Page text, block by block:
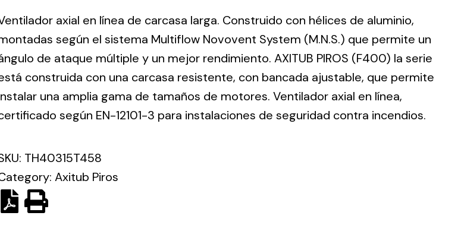
Ventilation
The
incorporation of
Novovent into
offer of
ventilation
products for
different uses
Solar lighting
solutions for all
axial en línea de carcasa larga. Construido con hélices de aluminio,
según el sistema Multiflow Novovent System (M.N.S.) que permite un
de ataque múltiple y un mejor rendimiento. AXITUB PIROS (F400) la serie
construida con una carcasa resistente, con bancada ajustable, que permite
una amplia gama de tamaños de motores. Ventilador axial en línea,
según EN-12101-3 para instalaciones de seguridad contra incendios.
TH40315T458
Axitub Piros